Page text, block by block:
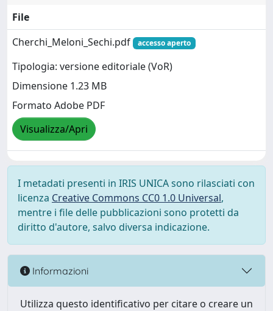
File
Cherchi_Meloni_Sechi.pdf
accesso aperto
Tipologia: versione editoriale (VoR)
Dimensione 1.23 MB
Formato Adobe PDF
Visualizza/Apri
I metadati presenti in IRIS UNICA sono rilasciati con
licenza Creative Commons CC0 1.0 Universal,
mentre i file delle pubblicazioni sono protetti da
diritto d'autore, salvo diversa indicazione.
Informazioni
Utilizza questo identificativo per citare o creare un